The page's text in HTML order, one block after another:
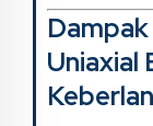
Uniaxial